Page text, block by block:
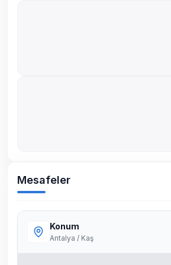
Mesafeler
Konum
Antalya / Kaş